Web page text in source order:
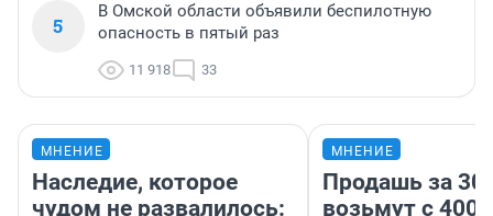
5
В Омской области объявили беспилотную
опасность в пятый раз
11 918 33
МНЕНИЕ
Наследие, которое
чудом не развалилось:
МНЕНИЕ
Продашь за
возьмут с